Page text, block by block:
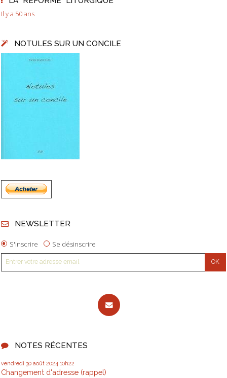
Il y a 50 ans
NOTULES SUR UN CONCILE
NEWSLETTER
S'inscrire Se désinscrire
NOTES RÉCENTES
vendredi 30 août 2024 10h22
Changement d'adresse (rappel)